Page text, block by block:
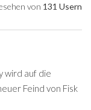
von 131 Usern
wird auf die
Feind von Fisk